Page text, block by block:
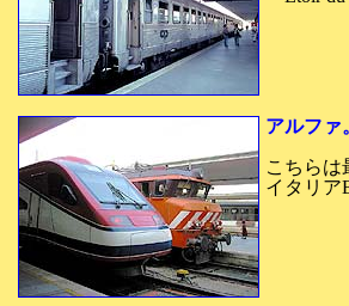
アルファ
こちらは
イタリア